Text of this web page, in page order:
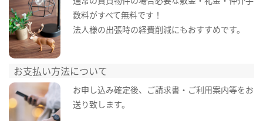
数料がすべて無料です！
法人様の出張時の経費削減にもおすすめです。
お支払い方法について
お申し込み確定後、ご請求書・ご利用案内等をお
送り致します。